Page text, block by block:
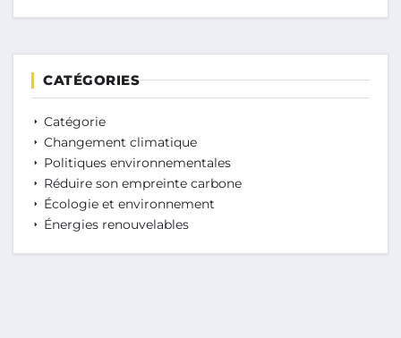
CATÉGORIES
Catégorie
Changement climatique
Politiques environnementales
Réduire son empreinte carbone
Écologie et environnement
Énergies renouvelables